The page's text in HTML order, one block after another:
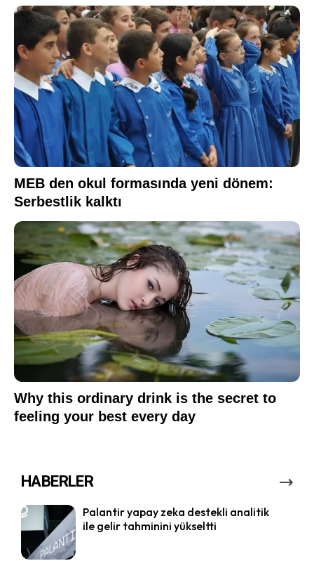
HABERLER
Palantir yapay zeka destekli analitik
ile gelir tahminini yükseltti